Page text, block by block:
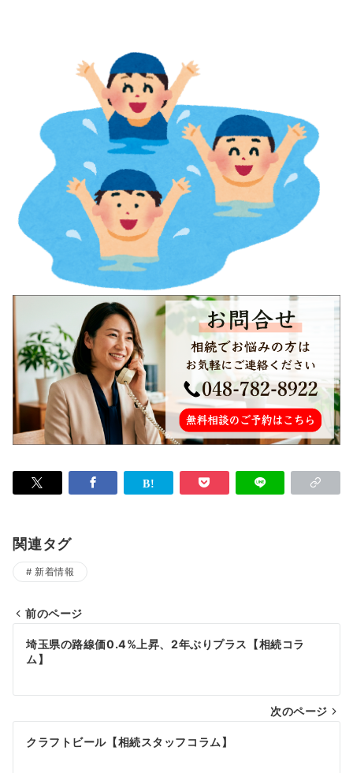
関連タグ
新着情報
投
稿
ナ
ビ
ゲ
前のページ
埼玉県の路線価0.4%上昇、2年ぶりプラス【相続コラ
ム】
次のページ
クラフトビール【相続スタッフコラム】